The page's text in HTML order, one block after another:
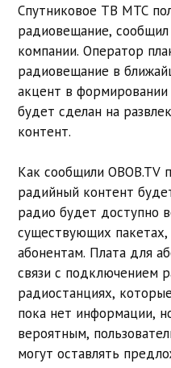
Спутниковое ТВ МТС
радиовещание, сообщил
компании. Оператор
радиовещание в
акцент в
будет сделан на
контент.
Как сообщили OBOB.TV
радийный контент
радио будет доступно
существующих пакетах,
абонентам. Плата для
связи с подключением
радиостанциях,
пока нет информации,
вероятным,
могут оставлять